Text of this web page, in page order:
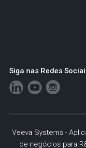
Siga nas Redes
Veeva Systems -
de negócios para